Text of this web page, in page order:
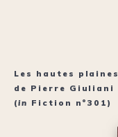
Les hautes plaines
de Pierre Giuliani
(in Fiction n°301)